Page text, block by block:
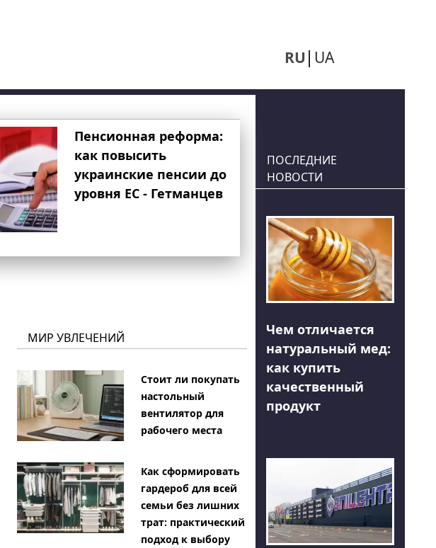
RU UA
Пенсионная реформа:
как повысить
украинские пенсии до
уровня ЕС - Гетманцев
МИР УВЛЕЧЕНИЙ
Стоит ли покупать
настольный
вентилятор для
рабочего места
Как сформировать
гардероб для всей
семьи без лишних
трат: практический
подход к выбору
ПОСЛЕДНИЕ
НОВОСТИ
Чем отличается
натуральный мед:
как купить
качественный
продукт